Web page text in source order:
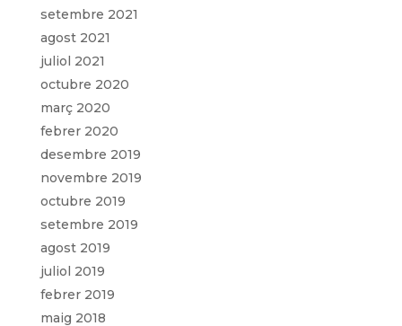
setembre 2021
agost 2021
juliol 2021
octubre 2020
març 2020
febrer 2020
desembre 2019
novembre 2019
octubre 2019
setembre 2019
agost 2019
juliol 2019
febrer 2019
maig 2018